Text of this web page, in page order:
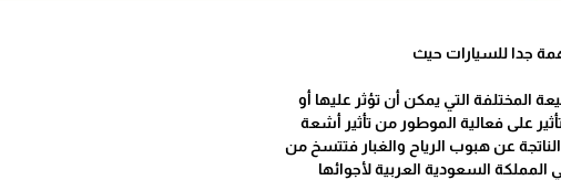
جدا للسيارات حيث
المختلفة التي يمكن أن تؤثر عليها أو
على فعالية الموطور من تأثير أشعة
عن هبوب الرياح والغبار فتتسخ من
المملكة السعودية العربية لأجوائها